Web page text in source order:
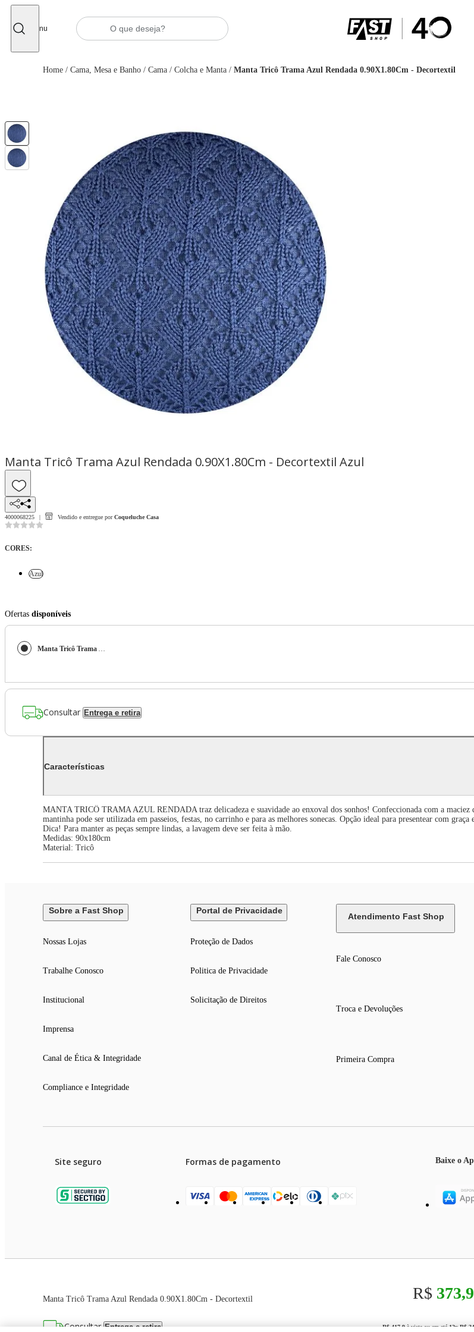
Menu
Home / Cama, Mesa e Banho / Cama / Colcha e Manta / Manta Tricô Trama Azul Rendada 0.90X1.80Cm - Decortextil
Manta Tricô Trama Azul Rendada 0.90X1.80Cm - Decortextil
Consultar Entrega e retira
R$
R$ 417,9 à vista ou em até 12x R$
Manta Tricô Trama Azul Rendada 0.90X1.80Cm - Decortextil Azul
4000068225 Vendido e entregue por Coqueluche Casa
CORES:
Azul
Ofertas disponíveis
Manta Tricô Trama Azul Rendada 0.90X1.80Cm - Decortextil
Consultar Entrega e retira
Características
MANTA TRICÔ TRAMA AZUL RENDADA traz delicadeza e suavidade ao enxoval dos sonhos! Confeccionada com a maciez
mantinha pode ser utilizada em passeios, festas, no carrinho e para as melhores sonecas. Opção ideal para presentear com graça
Dica! Para manter as peças sempre lindas, a lavagem deve ser feita à mão.
Medidas: 90x180cm
Material: Tricô
Sobre a Fast Shop
Nossas Lojas
Trabalhe Conosco
Institucional
Imprensa
Canal de Ética & Integridade
Compliance e Integridade
Portal de Privacidade
Proteção de Dados
Politica de Privacidade
Solicitação de Direitos
Atendimento Fast Shop
Fale Conosco
Troca e Devoluções
Primeira Compra
Site seguro Formas de pagamento Baixe o
Preços e condições de pagamento válidos exclusivamente para compras efetuadas
As imagens dos produtos são meramente ilustrativas. Todos os preços e condições comerciais estão